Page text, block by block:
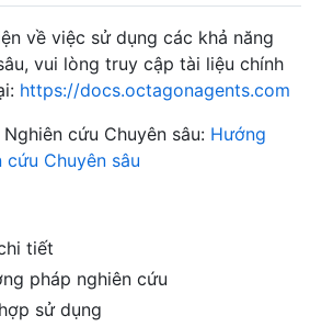
về việc sử dụng các khả năng
vui lòng truy cập tài liệu chính
https://docs.octagonagents.com
cứu Chuyên sâu: Hướng
cứu Chuyên sâu
tiết
pháp nghiên cứu
sử dụng